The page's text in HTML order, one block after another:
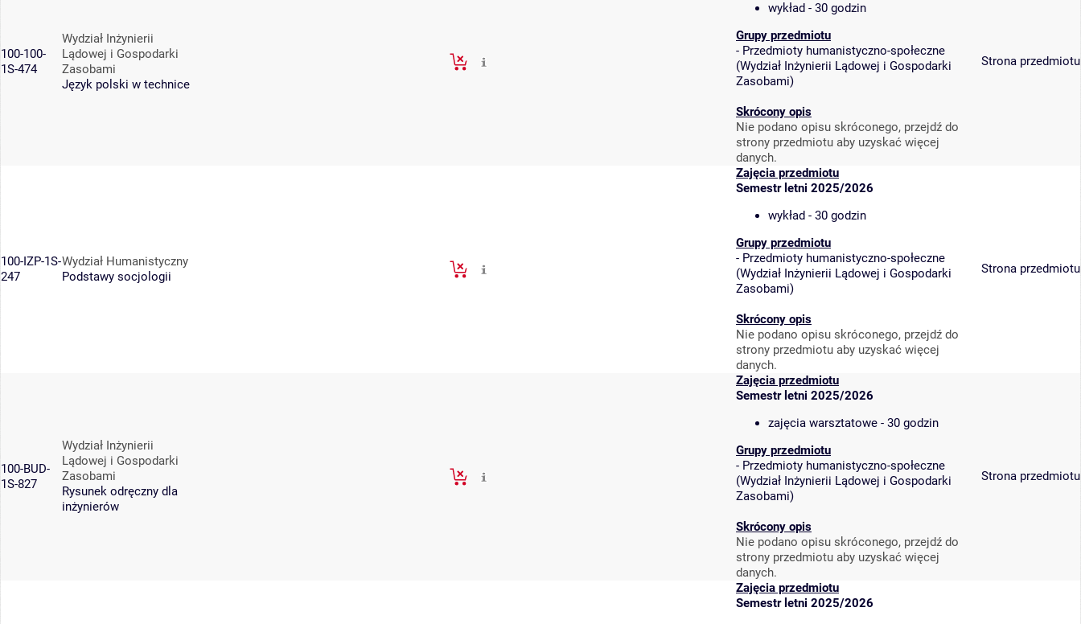
100-100-
1S-474
Wydział Inżynierii
Lądowej i Gospodarki
Zasobami
Język polski w technice
wykład - 30 godzin
Grupy przedmiotu
- Przedmioty humanistyczno-społeczne
(Wydział Inżynierii Lądowej i Gospodarki
Zasobami)
Skrócony opis
Nie podano opisu skróconego, przejdź do
strony przedmiotu aby uzyskać więcej
danych.
Strona przedmiotu
100-IZP-1S-
247
Wydział Humanistyczny
Podstawy socjologii
Zajęcia przedmiotu
Semestr letni 2025/2026
wykład - 30 godzin
Grupy przedmiotu
- Przedmioty humanistyczno-społeczne
(Wydział Inżynierii Lądowej i Gospodarki
Zasobami)
Skrócony opis
Nie podano opisu skróconego, przejdź do
strony przedmiotu aby uzyskać więcej
danych.
Strona przedmiotu
100-BUD-
1S-827
Wydział Inżynierii
Lądowej i Gospodarki
Zasobami
Rysunek odręczny dla
inżynierów
Zajęcia przedmiotu
Semestr letni 2025/2026
zajęcia warsztatowe - 30 godzin
Grupy przedmiotu
- Przedmioty humanistyczno-społeczne
(Wydział Inżynierii Lądowej i Gospodarki
Zasobami)
Skrócony opis
Nie podano opisu skróconego, przejdź do
strony przedmiotu aby uzyskać więcej
danych.
Strona przedmiotu
Zajęcia przedmiotu
Semestr letni 2025/2026